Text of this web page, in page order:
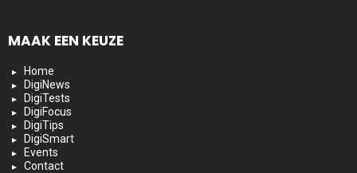
MAAK EEN KEUZE
Home
DigiNews
DigiTests
DigiFocus
DigiTips
DigiSmart
Events
Contact